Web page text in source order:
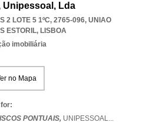
Unipessoal, Lda
2 LOTE 5 1ºC, 2765-096, UNIAO
ESTORIL, LISBOA
imobiliária
no Mapa
PONTUAIS, UNIPESSOAL...